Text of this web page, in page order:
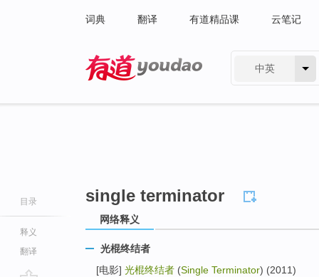
词典 翻译 有道精品课 云笔记
中英
目录
释义
翻译
single terminator
网络释义
光棍终结者
[电影] 光棍终结者 (Single Terminator) (2011)